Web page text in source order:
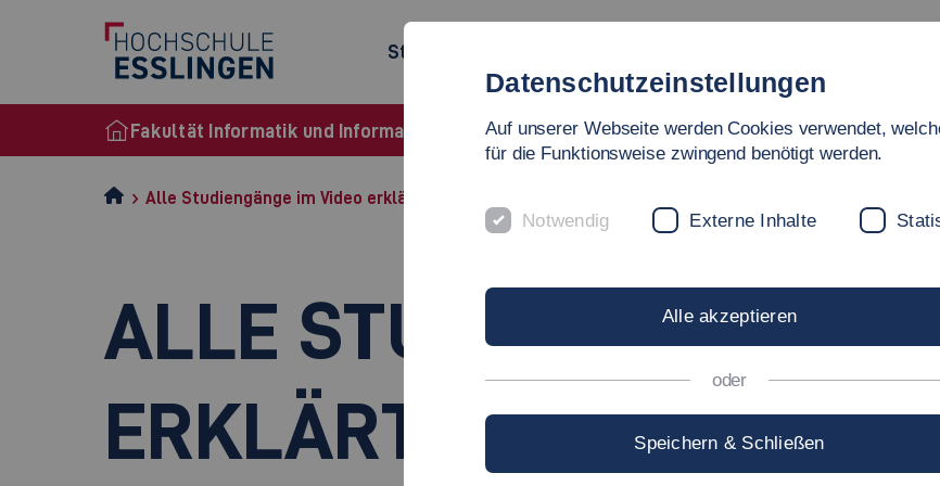
Studienangebote
Fakultät Informatik und Informationstechnik
Alle Studiengänge im Video erklärt
ALLE STUDIENGÄNGE
ERKLÄRT
Datenschutzeinstellungen
Auf unserer Webseite werden Cookies verwendet,
für die Funktionsweise zwingend benötigt werden.
Notwendig Externe Inhalte
Alle akzeptieren
oder
Speichern & Schließen